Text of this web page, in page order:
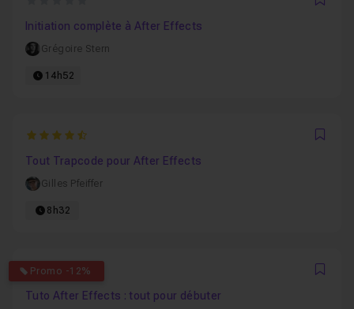
Initiation complète à After Effects
Grégoire Stern
14h52
4.9473684210526
Tout Trapcode pour After Effects
Gilles Pfeiffer
8h32
Promo -12%
4.8275862068966
Tuto After Effects : tout pour débuter